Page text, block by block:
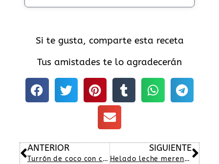
Si te gusta, comparte esta receta
Tus amistades te lo agradecerán
Ant
ANTERIOR
Turrón de coco con cobertura de chocolate
SIGUIENTE
Helado leche merengada